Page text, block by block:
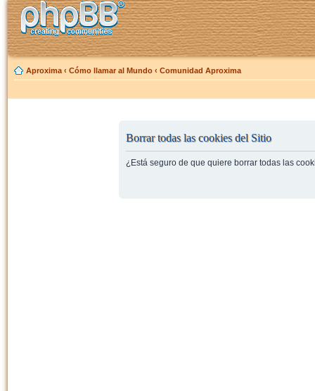
Aproxima ‹ Cómo llamar al Mundo ‹ Comunidad Aproxima
Borrar todas las cookies del Sitio
¿Está seguro de que quiere borrar todas las